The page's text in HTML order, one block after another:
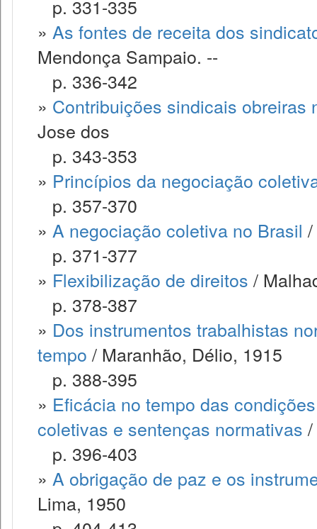
p. 331-335
» As fontes de receita dos
Mendonça Sampaio. --
p. 336-342
» Contribuições sindicais obreiras
Jose dos
p. 343-353
» Princípios da negociação
p. 357-370
» A negociação coletiva no Brasil
p. 371-377
» Flexibilização de direitos /
p. 378-387
» Dos instrumentos trabalhistas
tempo / Maranhão, Délio, 1915
p. 388-395
» Eficácia no tempo das
coletivas e sentenças normativas
p. 396-403
» A obrigação de paz e os
Lima, 1950